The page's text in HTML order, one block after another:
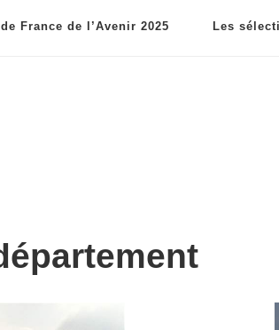
France de l’Avenir 2025 Les